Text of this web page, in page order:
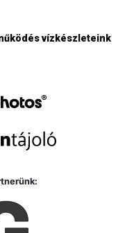
vízkészleteink